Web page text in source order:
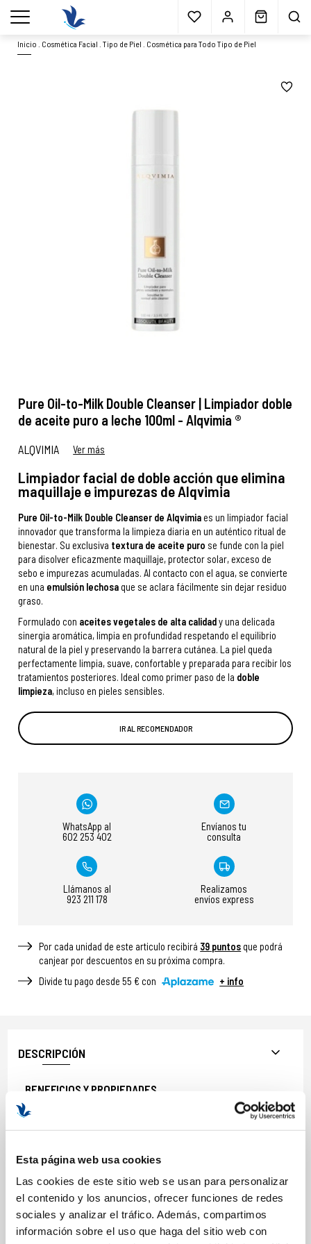
Esta página web usa cookies
Las cookies de este sitio web se usan para personalizar
el contenido y los anuncios, ofrecer funciones de redes
sociales y analizar el tráfico. Además, compartimos
información sobre el uso que haga del sitio web con
Envío gratisa partir 40€* Muestras gratis Blog
menu
Inicio Cosmética Facial .Tipo de Piel Cosmética para Todo Tipo de Piel
Pure Oil-to-Milk Double Cleanser | Limpiador doble
de aceite puro a leche 100ml - Alqvimia ®
ALQVIMIA Ver más
Limpiador facial de doble acción que elimina
maquillaje e impurezas de Alqvimia
Pure Oil-to-Milk Double Cleanser de Alqvimiaes un limpiador facial
innovador que transforma la limpieza diaria en un auténtico ritual de
bienestar. Su exclusiva textura de aceite puro se funde con la piel
para disolver eficazmente maquillaje, protector solar, exceso de
sebo e impurezas acumuladas. Al contacto con el agua, se convierte
en una emulsión lechosa que se aclara fácilmente sin dejar residuo
graso.
Formulado con aceites vegetales de alta calidady una delicada
sinergia aromática, limpia en profundidad respetando el equilibrio
natural de la piel y preservando la barrera cutánea. La piel queda
perfectamente limpia, suave, confortable y preparada para recibir los
tratamientos posteriores. Ideal como primer paso de la doble
limpieza, incluso en pieles sensibles.
IR AL RECOMENDADOR
WhatsApp al
602 253 402
Envíanos tu
consulta
Llámanos al
923 211 178
Realizamos
envíos express
Por cada unidad de este articulo recibirá 39 puntos que podrá
canjear por descuentos en su próxima compra.
Divide tu pago desde 55 € con
+ info
DESCRIPCIÓN
BENEFICIOS Y PROPIEDADES
Elimina maquillaje, impurezas y restos de polución.
Respeta el equilibrio cutáneo y la barrera natural.
Deja la piel suave, flexible y confortable.
Formato: 100ml